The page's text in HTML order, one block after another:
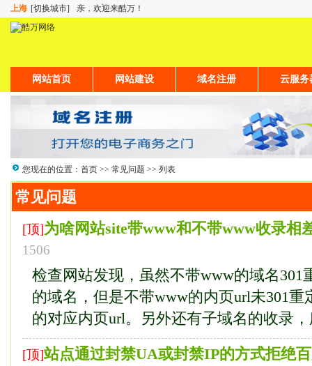
上海 [切换城市] 亲，欢迎来酷万！
网站首页 网站建设 域名注册 云服务
您现在的位置： 首页 >> 常见问题 >> 列表
常见问题
[顶]为啥网站site带www和不带www收录相
1506
检查网站发现，虽然不带www的域名301
的域名，但是不带www的内页url未301重
的对应内页url。另外还有子域名的收录
[顶]站点通过封禁UA或封禁IP的方式拒绝